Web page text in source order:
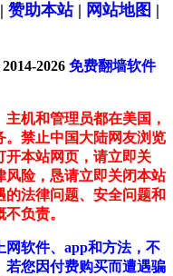
| 赞助本站| 网站地图 |
2026 免费翻墙软件
机和管理员都在美国，
。禁止中国大陆网友浏览
开本站网页，请立即关
风险，恳请立即关闭本站
法律问题、安全问题和
负责。
软件、app和方法，不
若您因付费购买而遭遇骗